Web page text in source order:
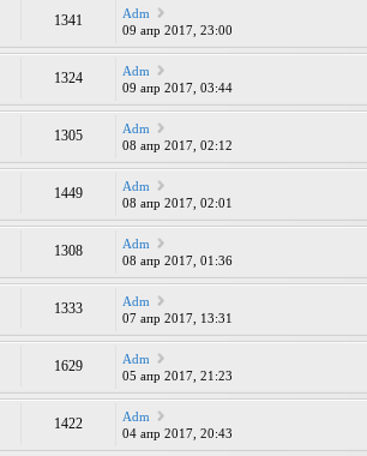
1341
Adm
09 апр 2017, 23:00
1324
Adm
09 апр 2017, 03:44
1305
Adm
08 апр 2017, 02:12
1449
Adm
08 апр 2017, 02:01
1308
Adm
08 апр 2017, 01:36
1333
Adm
07 апр 2017, 13:31
1629
Adm
05 апр 2017, 21:23
1422
Adm
04 апр 2017, 20:43